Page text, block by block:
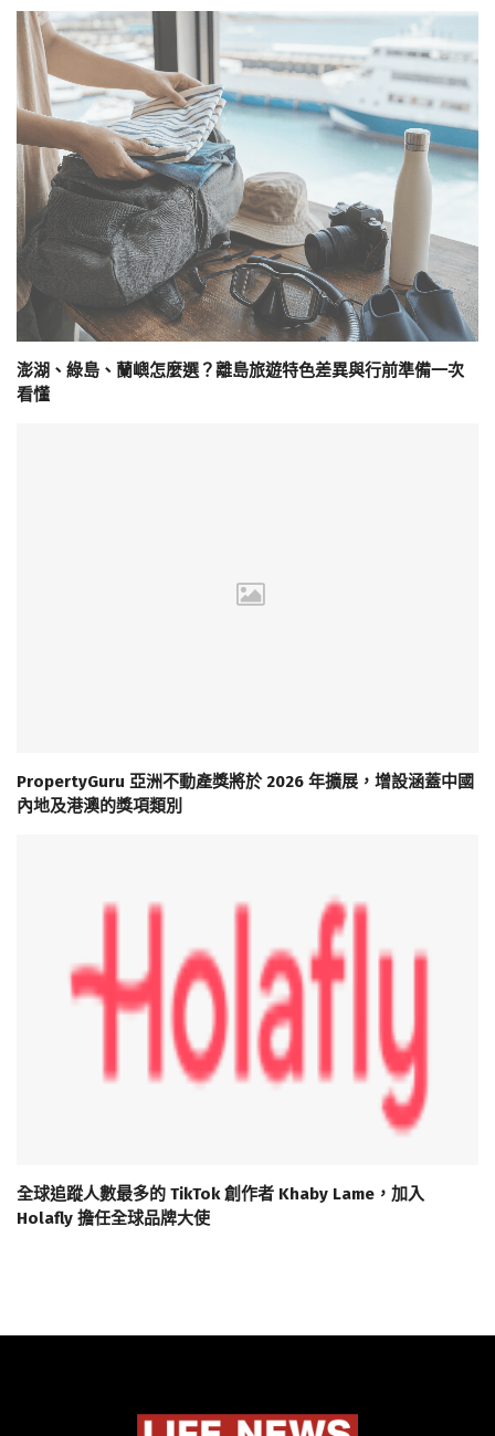
澎湖、綠島、蘭嶼怎麼選？離島旅遊特色差異與行前準備一次
看懂
PropertyGuru 亞洲不動產獎將於 2026 年擴展，增設涵蓋中國
內地及港澳的獎項類別
全球追蹤人數最多的 TikTok 創作者 Khaby Lame，加入
Holafly 擔任全球品牌大使